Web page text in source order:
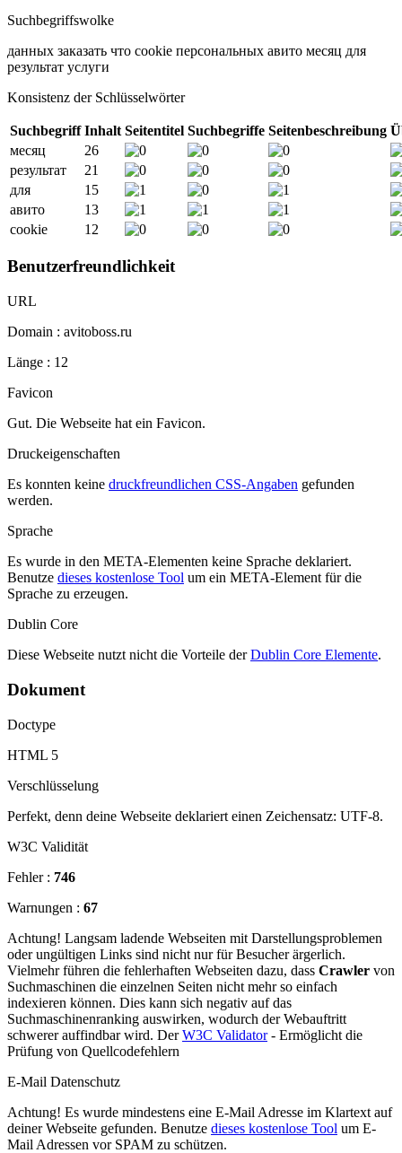
Suchbegriffswolke
данных заказать что cookie персональных авито месяц для
результат услуги
Konsistenz der Schlüsselwörter
Suchbegriff Inhalt Seitentitel Suchbegriffe Seitenbeschreibung
месяц
26
результат
21
для
15
авито
13
cookie
12
Benutzerfreundlichkeit
URL
Domain : avitoboss.ru
Länge : 12
Favicon
Gut. Die Webseite hat ein Favicon.
Druckeigenschaften
Es konnten keine druckfreundlichen CSS-Angaben gefunden
werden.
Sprache
Es wurde in den META-Elementen keine Sprache deklariert.
Benutze dieses kostenlose Tool um ein META-Element für die
Sprache zu erzeugen.
Dublin Core
Diese Webseite nutzt nicht die Vorteile derDublin Core Elemente.
Dokument
Doctype
HTML 5
Verschlüsselung
Perfekt, denn deine Webseite deklariert einen Zeichensatz: UTF-8.
W3C Validität
Fehler : 746
Warnungen : 67
Achtung! Langsam ladende Webseiten mit Darstellungsproblemen
oder ungültigen Links sind nicht nur für Besucher ärgerlich.
Vielmehr führen die fehlerhaften Webseiten dazu, dass Crawler von
Suchmaschinen die einzelnen Seiten nicht mehr so einfach
indexieren können. Dies kann sich negativ auf das
Suchmaschinenranking auswirken, wodurch der Webauftritt
schwerer auffindbar wird. DerW3C Validator- Ermöglicht die
Prüfung von Quellcodefehlern
E-Mail Datenschutz
Achtung! Es wurde mindestens eine E-Mail Adresse im Klartext auf
deiner Webseite gefunden. Benutze dieses kostenlose Tool um E-
Mail Adressen vor SPAM zu schützen.